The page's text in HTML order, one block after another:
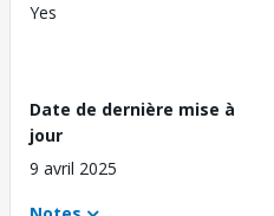
Yes
Date de dernière mise à
jour
9 avril 2025